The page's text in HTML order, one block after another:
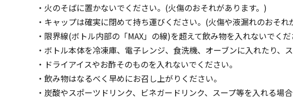
・火のそばに置かないでください。(火傷のおそれがあります。)
・キャップは確実に閉めて持ち運びください。(火傷や液漏れのおそれ
・限界線(ボトル内部の「MAX」の線)を超えて飲み物を入れないでくだ
・ボトル本体を冷凍庫、電子レンジ、食洗機、オーブンに入れたり、
・ドライアイスやお酢そのものを入れないでください。
・飲み物はなるべく早めにお召し上がりください。
・炭酸やスポーツドリンク、ビネガードリンク、スープ等を入れる場